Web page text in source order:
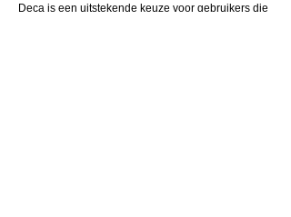
Deca is een uitstekende keuze voor gebruikers die